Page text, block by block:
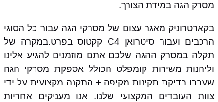
מסרק הגה במידת הצורך.
בקארטרוניק מאגר עצום של מסרקי הגה עבור כל הסוגי
הרכבים ועבור סיטרואן C4 קקטוס בפרט.במקרה של
תקלה במסרק ההגה שלכם אתם מוזמנים להגיע אלינו
וליהנות משירות קומפלט הכולל אספקת מסרקי הגה
שעברו בדיקת תקינות מקיפה + התקנה מקצועית על ידי
צוות העובדים המקצועי שלנו. אנו מעניקים אחריות